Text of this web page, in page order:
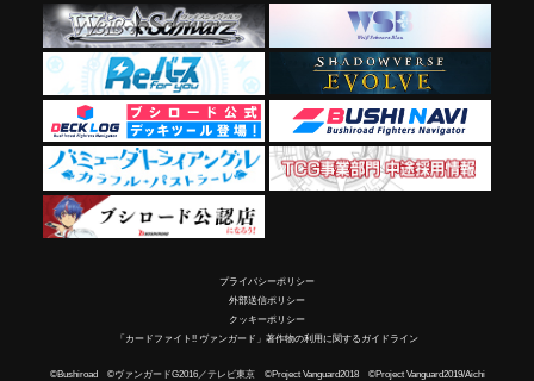
プライバシーポリシー
外部送信ポリシー
クッキーポリシー
「カードファイト!! ヴァンガード」著作物の利用に関するガイドライン
©Bushiroad ©ヴァンガードG2016／テレビ東京 ©Project Vanguard2018 ©Project Vanguard2019/Aichi